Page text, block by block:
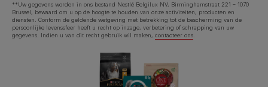
**Uw gegevens worden in ons bestand Nestlé Belgilux NV, Birminghamstraat 221 – 1070
Brussel, bewaard om u op de hoogte te houden van onze activiteiten, producten en
diensten. Conform de geldende wetgeving met betrekking tot de bescherming van de
persoonlijke levenssfeer heeft u recht op inzage, verbetering of schrapping van uw
gegevens. Indien u van dit recht gebruik wil maken, contacteer ons.